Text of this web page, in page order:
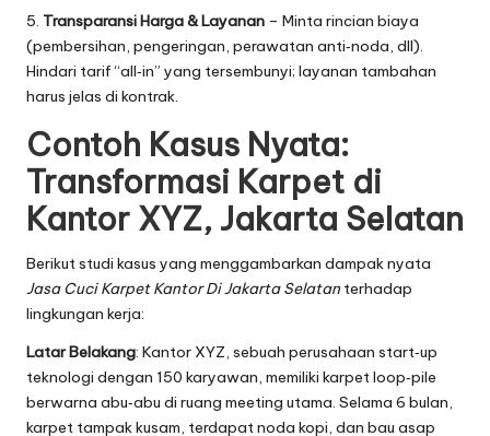
5. Transparansi Harga & Layanan – Minta rincian biaya
(pembersihan, pengeringan, perawatan anti‑noda, dll).
Hindari tarif “all‑in” yang tersembunyi; layanan tambahan
harus jelas di kontrak.
Contoh Kasus Nyata:
Transformasi Karpet di
Kantor XYZ, Jakarta Selatan
Berikut studi kasus yang menggambarkan dampak nyata
Jasa Cuci Karpet Kantor Di Jakarta Selatan terhadap
lingkungan kerja:
Latar Belakang: Kantor XYZ, sebuah perusahaan start‑up
teknologi dengan 150 karyawan, memiliki karpet loop‑pile
berwarna abu‑abu di ruang meeting utama. Selama 6 bulan,
karpet tampak kusam, terdapat noda kopi, dan bau asap